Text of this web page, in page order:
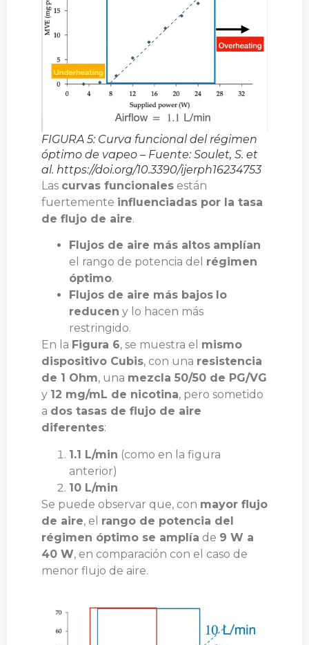
FIGURA 5: Curva funcional del régimen
óptimo de vapeo – Fuente: Soulet, S. et
al. https://doi.org/10.3390/ijerph16234753
Las curvas funcionales están
fuertemente influenciadas por la tasa
de flujo de aire.
Flujos de aire más altos amplían
el rango de potencia del régimen
óptimo.
Flujos de aire más bajos lo
reducen y lo hacen más
restringido.
En la Figura 6, se muestra el mismo
dispositivo Cubis, con una resistencia
de 1 Ohm, una mezcla 50/50 de PG/VG
y 12 mg/mL de nicotina, pero sometido
a dos tasas de flujo de aire
diferentes:
1.1 L/min (como en la figura
anterior)
10 L/min
Se puede observar que, con mayor flujo
de aire, el rango de potencia del
régimen óptimo se amplía de 9 W a
40 W, en comparación con el caso de
menor flujo de aire.